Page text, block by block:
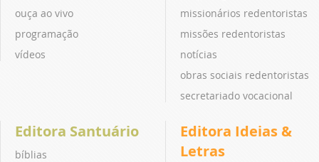
ouça ao vivo
programação
vídeos
missionários redentoristas
missões redentoristas
notícias
obras sociais redentoristas
secretariado vocacional
Editora Santuário
bíblias
Editora Ideias &
Letras